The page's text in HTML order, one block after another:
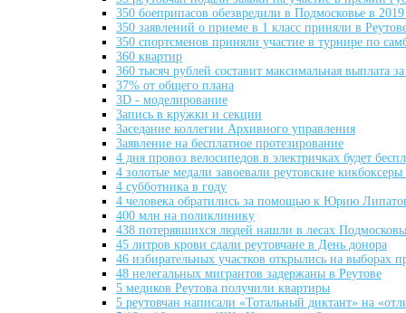
350 боеприпасов обезвредили в Подмосковье в
350 заявлений о приеме в 1 класс приняли в
350 спортсменов приняли участие в турнире по
360 квартир
360 тысяч рублей составит максимальная выплата
37% от общего плана
3D - моделирование
3апись в кружки и секции
3аседание коллегии Архивного управления
3аявление на бесплатное протезирование
4 дня провоз велосипедов в электричках будет
4 золотые медали завоевали реутовские
4 субботника в году
4 человека обратились за помощью к Юрию
400 млн на поликлинику
438 потерявшихся людей нашли в лесах
45 литров крови сдали реутовчане в День донора
46 избирательных участков открылись на выборах
48 нелегальных мигрантов задержаны в Реутове
5 медиков Реутова получили квартиры
5 реутовчан написали «Тотальный диктант» на